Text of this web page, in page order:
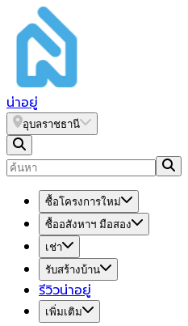
น่าอยู่
อุบลราชธานี
ซื้อโครงการใหม่
ซื้ออสังหาฯ มือสอง
เช่า
รับสร้างบ้าน
รีวิวน่าอยู่
เพิ่มเติม